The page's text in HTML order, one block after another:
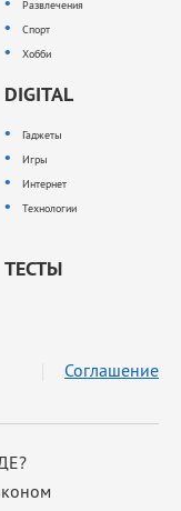
Развлечения
Спорт
Хобби
DIGITAL
Гаджеты
Игры
Интернет
Технологии
ТЕСТЫ
Соглашение